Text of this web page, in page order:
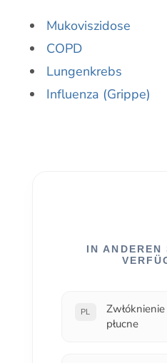
Mukoviszidose
COPD
Lungenkrebs
Influenza (Grippe)
IN ANDEREN
PL
Zwłóknienie
płucne